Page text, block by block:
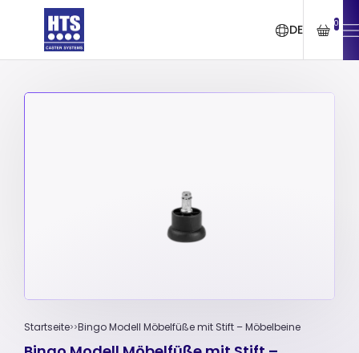
DE 0
Startseite Bingo Modell Möbelfüße mit Stift – Möbelbeine